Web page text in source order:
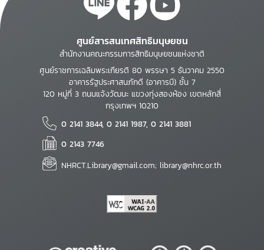
ศูนย์สารสนเทศสิทธิมนุษยชน
สำนักงานคณะกรรมการสิทธิมนุษยชนแห่งชาติ
ศูนย์ราชการเฉลิมพระเกียรติ 80 พรรษา 5 ธันวาคม 2550
อาคารรัฐประศาสนภักดี (อาคารบี) ชั้น 7
120 หมู่ที่ 3 ถนนแจ้งวัฒนะ แขวงทุ่งสองห้อง เขตหลักสี่
กรุงเทพฯ 10210
0 2141 3844, 0 2141 1987, 0 2141 3881
0 2143 7746
NHRCT.Library@gmail.com; library@nhrc.or.th